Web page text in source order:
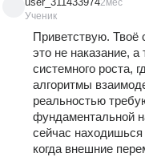
Ученик
2мес
Приветствую. Твоё
это не наказание, а
системного роста,
алгоритмы
реальностью
фундаментальной
сейчас находишься
когда внешние